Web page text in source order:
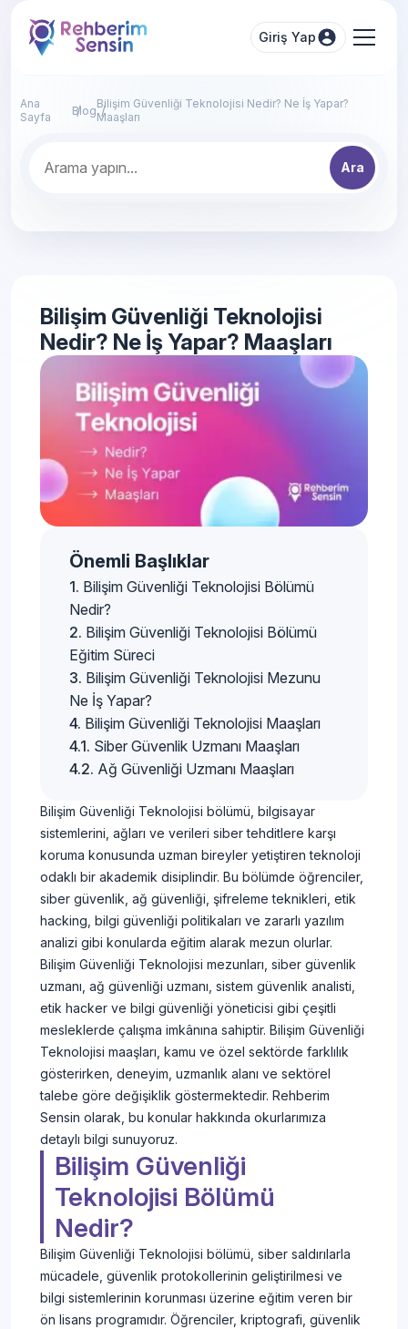
Giriş Yap
Ana
Sayfa
BlogBilişim Güvenliği Teknolojisi Nedir? Ne İş Yapar?
Maaşları
Ara
Bilişim Güvenliği Teknolojisi
Nedir? Ne İş Yapar? Maaşları
Önemli Başlıklar
Bilişim Güvenliği Teknolojisi Bölümü
Nedir?
Bilişim Güvenliği Teknolojisi Bölümü
Eğitim Süreci
Bilişim Güvenliği Teknolojisi Mezunu
Ne İş Yapar?
Bilişim Güvenliği Teknolojisi Maaşları
Siber Güvenlik Uzmanı Maaşları
Ağ Güvenliği Uzmanı Maaşları
Bilişim Güvenliği Teknolojisi bölümü, bilgisayar
sistemlerini, ağları ve verileri siber tehditlere karşı
koruma konusunda uzman bireyler yetiştiren teknoloji
odaklı bir akademik disiplindir. Bu bölümde öğrenciler,
siber güvenlik, ağ güvenliği, şifreleme teknikleri, etik
hacking, bilgi güvenliği politikaları ve zararlı yazılım
analizi gibi konularda eğitim alarak mezun olurlar.
Bilişim Güvenliği Teknolojisi mezunları, siber güvenlik
uzmanı, ağ güvenliği uzmanı, sistem güvenlik analisti,
etik hacker ve bilgi güvenliği yöneticisi gibi çeşitli
mesleklerde çalışma imkânına sahiptir. Bilişim Güvenliği
Teknolojisi maaşları, kamu ve özel sektörde farklılık
gösterirken, deneyim, uzmanlık alanı ve sektörel
talebe göre değişiklik göstermektedir. Rehberim
Sensin olarak, bu konular hakkında okurlarımıza
detaylı bilgi sunuyoruz.
Bilişim Güvenliği
Teknolojisi Bölümü
Nedir?
Bilişim Güvenliği Teknolojisi bölümü, siber saldırılarla
mücadele, güvenlik protokollerinin geliştirilmesi ve
bilgi sistemlerinin korunması üzerine eğitim veren bir
ön lisans programıdır. Öğrenciler, kriptografi, güvenlik